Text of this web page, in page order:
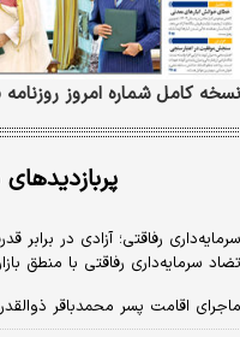
کامل شماره امروز روزنامه
رفاقتی؛ آزادی در برابر
سرمایه‌داری رفاقتی با منطق بازار
اقامت پسر محمدباقر